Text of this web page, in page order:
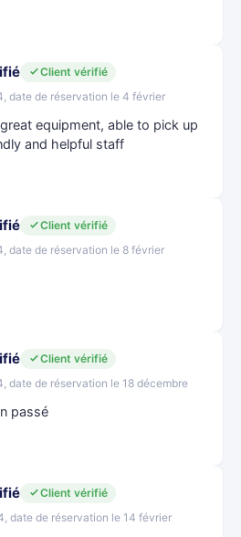
Client vérifié
date de réservation le 4 février
equipment, able to pick up
and helpful staff
Client vérifié
date de réservation le 8 février
Client vérifié
date de réservation le 18 décembre
passé
Client vérifié
date de réservation le 14 février